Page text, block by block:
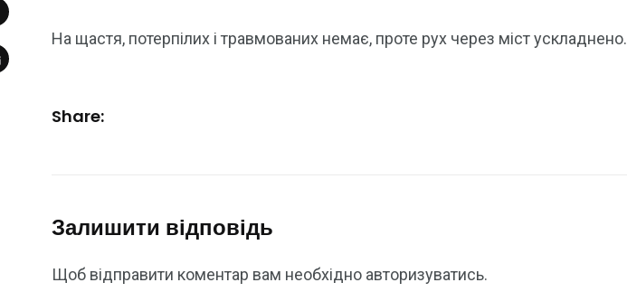
На щастя, потерпілих і травмованих немає, проте рух через міст ускладнено.
Share:
Залишити відповідь
Щоб відправити коментар вам необхідно авторизуватись.